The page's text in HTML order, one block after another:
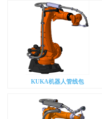
KUKA机器人管线包